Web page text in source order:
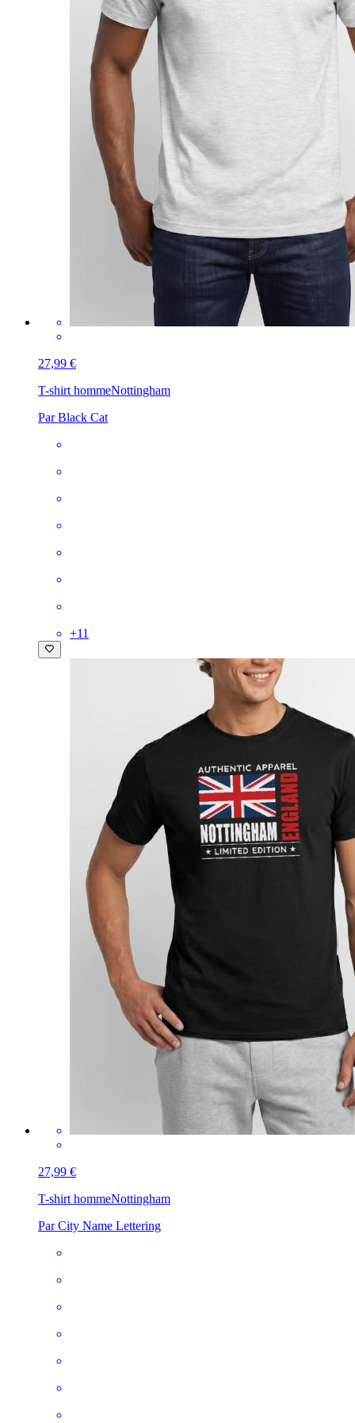
27,99 €
T-shirt hommeNottingham
Par Black Cat
+11
27,99 €
T-shirt hommeNottingham
Par City Name Lettering